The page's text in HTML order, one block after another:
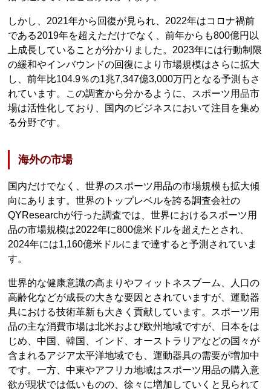
しかし、2021年から回復が見られ、2022年はコロナ禍前
である2019年を超えただけでなく、前年からも800億円以
上成長していることが分かりました。2023年には行動制限
の緩和やインバウンドの回復により市場規模はさらに拡大
し、前年比104.9％の1兆7,347億3,000万円となる予測もさ
れています。この調査から分かるように、スポーツ用品市
場は活性化しており、国内のビジネスにおいて注目を集め
る分野です。
海外の市場
国内だけでなく、世界のスポーツ用品の市場規模も拡大傾
向にあります。世界のトップレベルを誇る調査会社の
QYResearchが行った調査では、世界におけるスポーツ用
品の市場規模は2022年に800億米ドルを超えたとされ、
2024年には1,160億米ドルにまで達すると予測されていま
す。
世界的な健康意識の高まりやフィットネスブーム、人口の
高齢化などが成長の大きな要因とされていますが、運動器
具における技術革新も大きく貢献しています。スポーツ用
品の主な消費市場は北米および欧州地域ですが、日本をは
じめ、中国、韓国、インド、オーストラリアなどの国々が
含まれるアジア太平洋地域でも、運動器具の需要が増加中
です。一方、中東やアフリカ地域はスポーツ用品の購入意
欲が現状では低いものの、徐々に増加していくと見られて